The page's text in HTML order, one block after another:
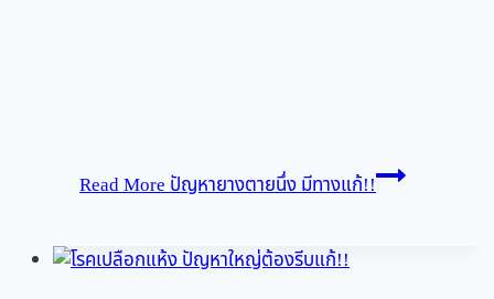
Read Moreปัญหายางตายนึ่ง มีทางแก้!!